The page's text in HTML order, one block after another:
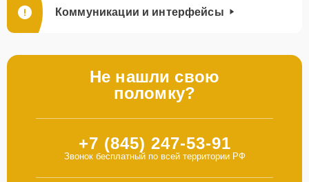
Коммуникации и интерфейсы
Не нашли свою
поломку?
+7 (845) 247-53-91
Звонок бесплатный по всей территории РФ